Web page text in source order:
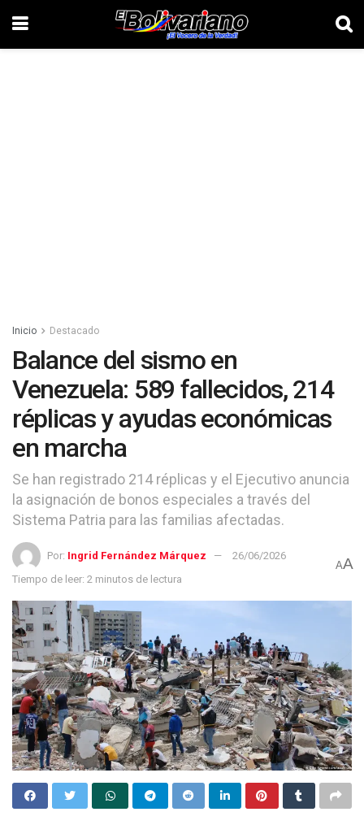
Inicio Destacado
Balance del sismo en
Venezuela: 589 fallecidos, 214
réplicas y ayudas económicas
en marcha
Se han registrado 214 réplicas y el Ejecutivo anuncia
la asignación de bonos especiales a través del
Sistema Patria para las familias afectadas.
Por: Ingrid Fernández Márquez
26/06/2026
Tiempo de leer: 2 minutos de lectura
AA